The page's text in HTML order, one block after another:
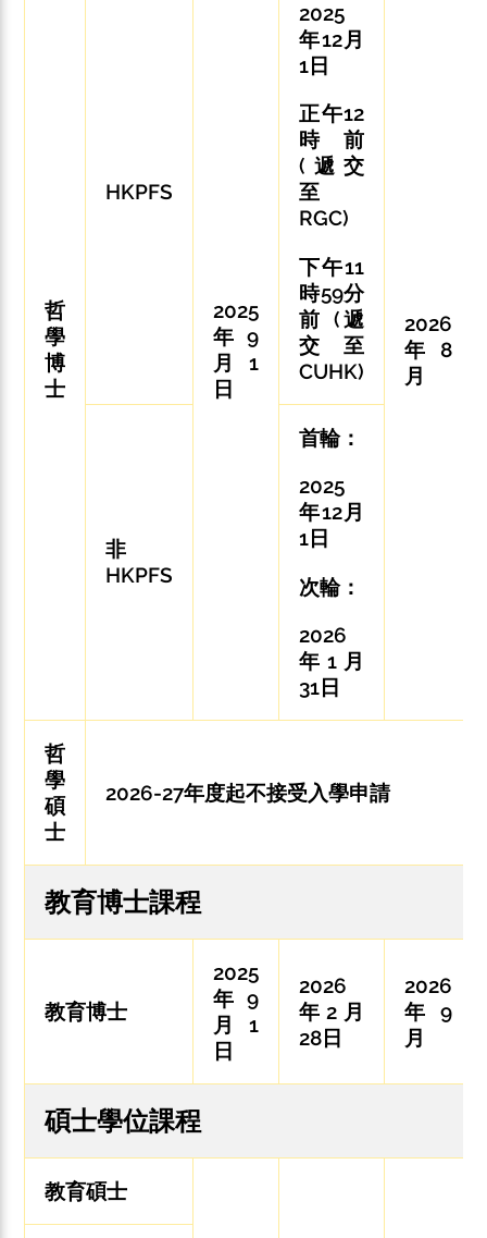
哲
學
博
士
HKPFS
2025
年9
月1
日
2025
年12月
1日
正午12
時前
(遞交
至
RGC)
下午11
時59分
前 (遞
交至
CUHK)
2026
年8
月
非
HKPFS
首輪：
2025
年12月
1日
次輪：
2026
年1月
31日
哲
學
碩
士
2026-27年度起不接受入學申請
教育博士課程
教育博士
2025
年9
月1
日
2026
年2月
28日
2026
年9
月
碩士學位課程
教育碩士